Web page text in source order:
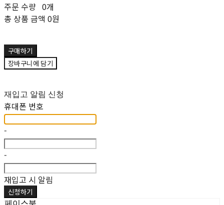
주문 수량 0개
총 상품 금액 0원
구매하기
장바구니에 담기
재입고 알림 신청
휴대폰 번호
-
-
재입고 시 알림
신청하기
페이스북